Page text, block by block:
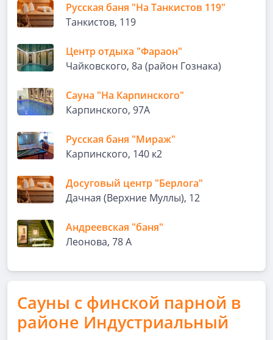
Русская баня "На Танкистов 119"
Танкистов, 119
Центр отдыха "Фараон"
Чайковского, 8а (район Гознака)
Сауна "На Карпинского"
Карпинского, 97А
Русская баня "Мираж"
Карпинского, 140 к2
Досуговый центр "Берлога"
Дачная (Верхние Муллы), 12
Андреевская "баня"
Леонова, 78 А
Сауны с финской парной в
районе Индустриальный